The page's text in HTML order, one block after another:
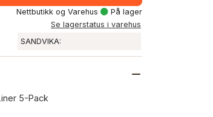
Nettbutikk og Varehus
På lager
Se lagerstatus i varehus
SANDVIKA:
5-Pack